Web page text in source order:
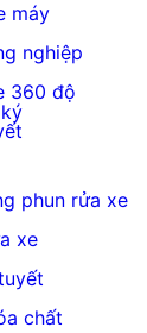
máy
nghiệp
360 độ
phun rửa xe
xe
chất